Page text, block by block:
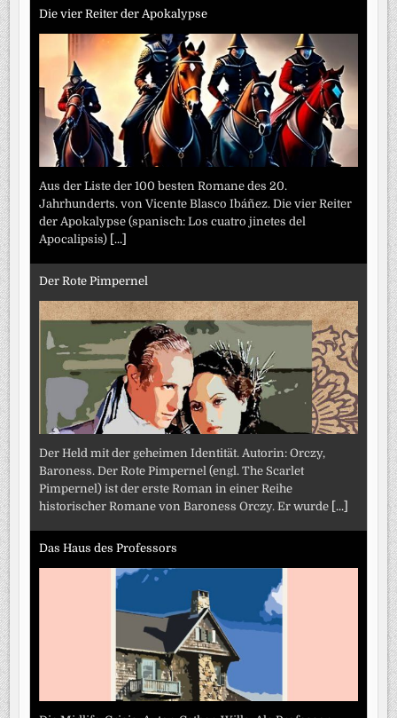
Die vier Reiter der Apokalypse
Aus der Liste der 100 besten Romane des 20.
Jahrhunderts. von Vicente Blasco Ibáñez. Die vier Reiter
der Apokalypse (spanisch: Los cuatro jinetes del
Apocalipsis) [...]
Der Rote Pimpernel
Der Held mit der geheimen Identität. Autorin: Orczy,
Baroness. Der Rote Pimpernel (engl. The Scarlet
Pimpernel) ist der erste Roman in einer Reihe
historischer Romane von Baroness Orczy. Er wurde [...]
Das Haus des Professors